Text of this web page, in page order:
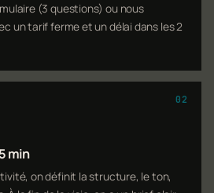
(3 questions) ou nous
un tarif ferme et un délai dans les 2
02
min
on définit la structure, le ton,